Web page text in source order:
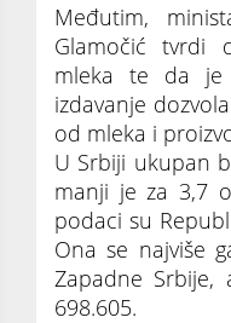
Međutim,
Glamočić tvrdi
mleka te da je
izdavanje
od mleka i
U Srbiji ukupan
manji je za 3,7
podaci su
Ona se najviše
Zapadne
698.605.